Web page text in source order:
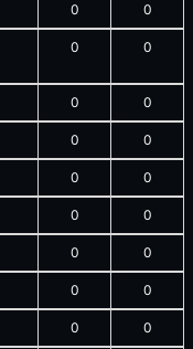
0 0
0 0
0 0
0 0
0 0
0 0
0 0
0 0
0 0